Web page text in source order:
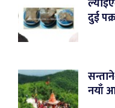
दुई
नयाँ